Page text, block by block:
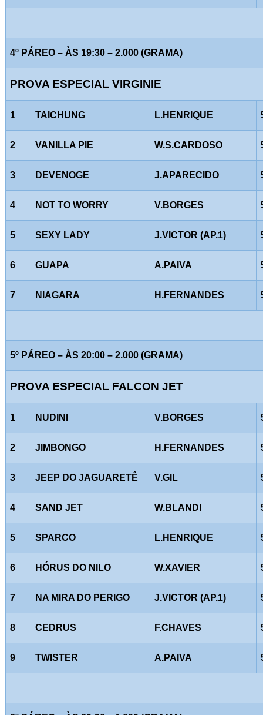
4º PÁREO – ÀS 19:30 – 2.000 (GRAMA)
PROVA ESPECIAL VIRGINIE
1 TAICHUNG L.HENRIQUE
2 VANILLA PIE W.S.CARDOSO
3 DEVENOGE J.APARECIDO
4 NOT TO WORRY V.BORGES
5 SEXY LADY J.VICTOR (AP.1)
6 GUAPA A.PAIVA
7 NIAGARA H.FERNANDES
5º PÁREO – ÀS 20:00 – 2.000 (GRAMA)
PROVA ESPECIAL FALCON JET
1 NUDINI V.BORGES
2 JIMBONGO H.FERNANDES
3 JEEP DO JAGUARETÊ V.GIL
4 SAND JET W.BLANDI
5 SPARCO L.HENRIQUE
6 HÓRUS DO NILO W.XAVIER
7 NA MIRA DO PERIGO J.VICTOR (AP.1)
8 CEDRUS F.CHAVES
9 TWISTER A.PAIVA